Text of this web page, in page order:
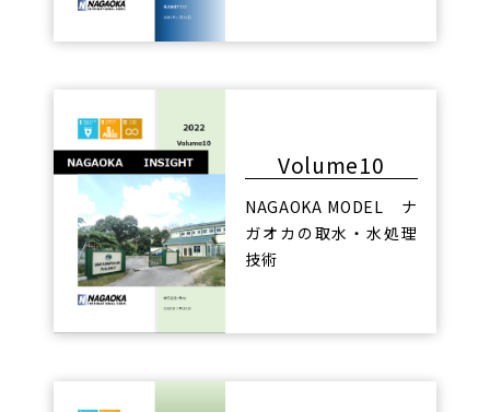
Volume10
NAGAOKA MODEL ナ
ガオカの取水・水処理
技術